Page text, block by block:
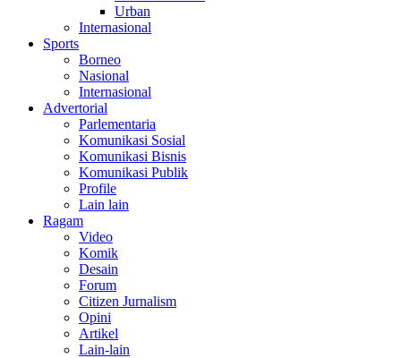
Urban
Internasional
Sports
Borneo
Nasional
Internasional
Advertorial
Parlementaria
Komunikasi Sosial
Komunikasi Bisnis
Komunikasi Publik
Profile
Lain lain
Ragam
Video
Komik
Desain
Forum
Citizen Jurnalism
Opini
Artikel
Lain-lain